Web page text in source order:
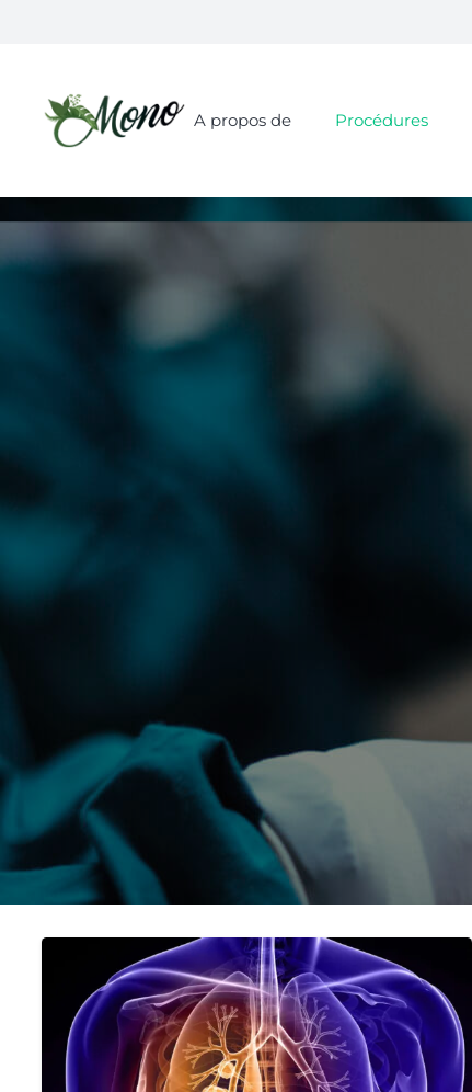
A propos de Procédures